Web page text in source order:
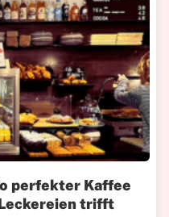
perfekter Kaffee
trifft